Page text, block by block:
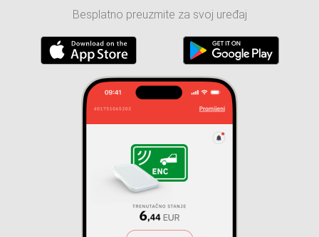
Besplatno preuzmite za svoj uređaj